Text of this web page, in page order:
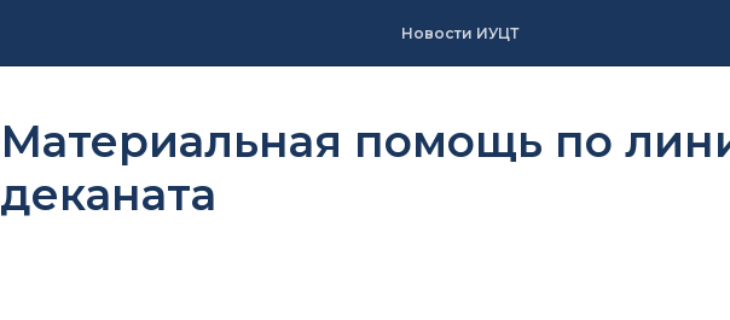
Новости ИУЦТ
Материальная помощь по
деканата